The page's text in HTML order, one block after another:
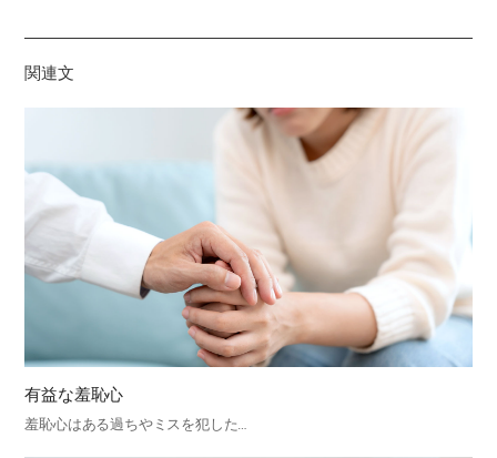
기
関連文
有益な羞恥心
羞恥心はある過ちやミスを犯した…